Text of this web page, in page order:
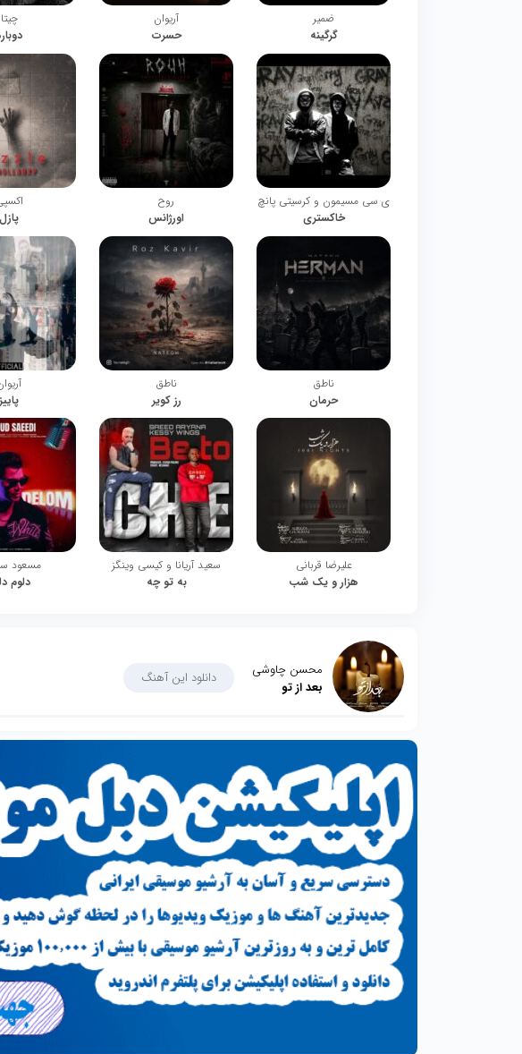
ضمیر
گرگینه
آریوان
حسرت
چیتا
ی سی مسیمون و کرسیتی پانچ
خاکستری
روح
اورژانس
پازل
ناطق
حرمان
ناطق
رز کویر
پاییز
علیرضا قربانی
هزار و یک شب
سعید آریانا و کیسی وینگز
به تو چه
مسعود
دلوم
محسن چاوشی
بعد از تو
دانلود این آهنگ